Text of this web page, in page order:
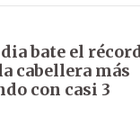
bate el
cabellera más
con casi 3